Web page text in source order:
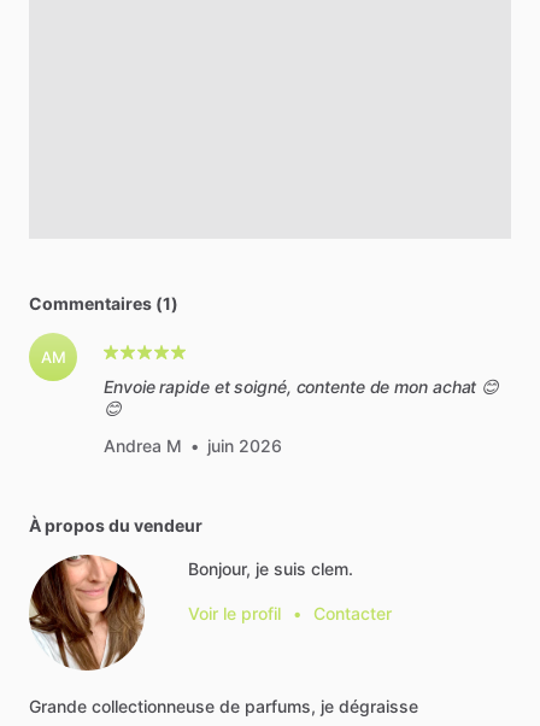
Commentaires (1)
AM
Envoie rapide et soigné, contente de mon achat 😊
😊
Andrea M • juin 2026
À propos du vendeur
Bonjour, je suis clem.
Voir le profil • Contacter
Grande collectionneuse de parfums, je dégraisse